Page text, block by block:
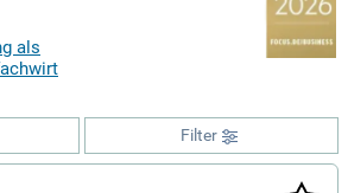
als
Filter